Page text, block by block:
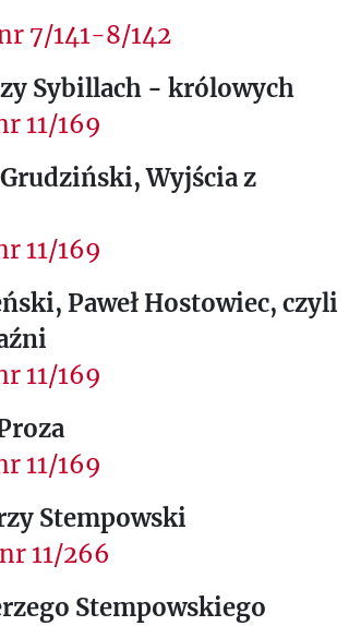
7/141-8/142
Sybillach - królowych
11/169
Wyjścia z
11/169
Paweł Hostowiec, czyli
11/169
11/169
Stempowski
11/266
Stempowskiego